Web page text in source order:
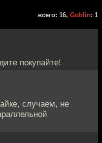
всего: 16, Goblin: 1
покупайте!
случаем, не